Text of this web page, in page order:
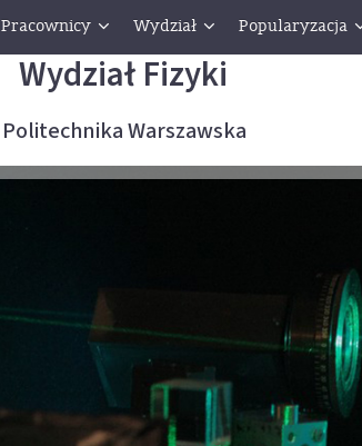
Pracownicy Wydział Popularyzacja
Wydział Fizyki
Politechnika Warszawska